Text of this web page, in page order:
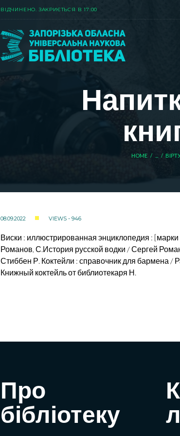
ВIДЧИНЕНО. ЗАКРИЄТЬСЯ В 17:00
HOME
08.09.2022 VIEWS - 946
Виски : иллюстрированная энциклопедия :
Романов, С.История русской водки / Сергей
Стиббен Р. Коктейли : справочник для бармена /
Книжный коктейль от библиотекаря Н.
Про
бібліотеку